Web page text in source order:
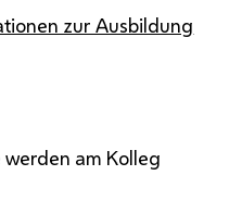
zur Ausbildung
am Kolleg